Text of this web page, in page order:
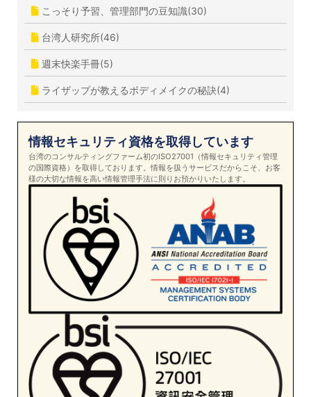
こっそり予習、管理部門の豆知識(30)
台湾人研究所(46)
週末快楽手冊(5)
ライザップが教えるボディメイクの秘訣(4)
情報セキュリティ資格を取得しています
台湾のコンサルティングファーム初のISO27001（情報セキュリティ管理
の国際資格）を取得しております。情報を扱うサービスだからこそ、お客
様の大切な情報を高い情報管理手法に則りお預かりいたします。